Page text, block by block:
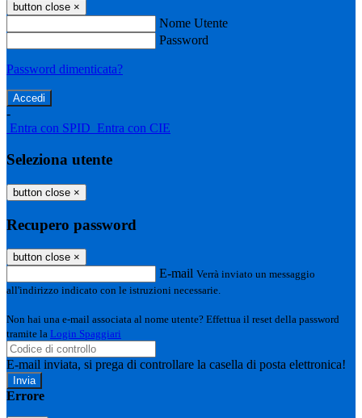
button close ×
Nome Utente
Password
Password dimenticata?
-
Entra con SPID Entra con CIE
Seleziona utente
button close ×
Recupero password
button close ×
E-mail Verrà inviato un messaggio
all'indirizzo indicato con le istruzioni necessarie.
Non hai una e-mail associata al nome utente? Effettua il reset della password
tramite la Login Spaggiari
E-mail inviata, si prega di controllare la casella di posta elettronica!
Errore